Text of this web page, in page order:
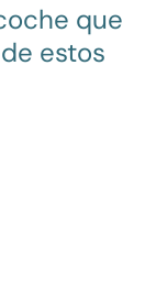
que
estos